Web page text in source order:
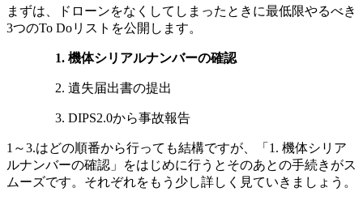
まずは、ドローンをなくしてしまったときに最低限やるべき
3つのTo Doリストを公開します。
1. 機体シリアルナンバーの確認
2. 遺失届出書の提出
3. DIPS2.0から事故報告
1～3.はどの順番から行っても結構ですが、「1. 機体シリア
ルナンバーの確認」をはじめに行うとそのあとの手続きがス
ムーズです。それぞれをもう少し詳しく見ていきましょう。